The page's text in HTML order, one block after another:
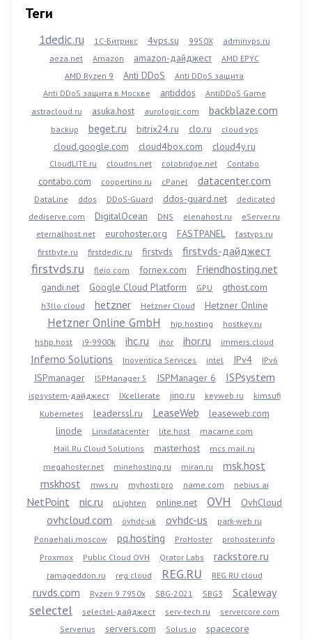
Теги
1dedic.ru 1С-Битрикс 4vps.su 9950X
adminvps.ru
aeza.net
Amazon amazon-дайджест
AMD EPYC
AMD Ryzen 9
Anti DDoS
Anti DDoS защита
Anti DDoS защита в Москве
antiddos
AntiDDoS Game
astracloud.ru
asuka.host aurologic.com backblaze.com
backup beget.ru bitrix24.ru clo.ru cloud vps
cloud.google.com cloud4box.com cloud4y.ru
CloudLITE.ru cloudns.net colobridge.net Contabo
contabo.com coopertino.ru cPanel datacenter.com
DataLine ddos DDoS-Guard ddos-guard.net
dedicated
dediserve.com
DigitalOcean DNS elenahost.ru
eServer.ru
eternalhost.net
eurohoster.org FASTPANEL
fastvps.ru
firstbyte.ru
firstdedic.ru firstvds firstvds-дайджест
firstvds.ru fleio.com fornex.com Friendhosting.net
gandi.net Google Cloud Platform GPU gthost.com
h3llo.cloud hetzner Hetzner Cloud Hetzner Online
Hetzner Online GmbH hip.hosting
hostkey.ru
hshp.host
i9-9900k ihc.ru ihor ihor.ru immers.cloud
Inferno Solutions Inoventica Services intel IPv4 IPv6
ISPmanager ISPManager 5 ISPManager 6 ISPsystem
ispsystem-дайджест IXcellerate jino.ru keyweb.ru
kimsufi
Kubernetes
leaderssl.ru LeaseWeb
leaseweb.com
linode
Linxdatacenter lite.host
macarne.com
Mail.Ru Cloud Solutions
masterhost
mcs.mail.ru
megahoster.net
minehosting.ru miran.ru
msk.host
mskhost
mws.ru myhosti.pro name.com nebius.ai
NetPoint nic.ru nLighten online.net OVH OvhCloud
ovhcloud.com ovhdc-uk ovhdc-us
park-web.ru
Ponaehali.moscow
pq.hosting ProHoster
prohoster.info
Proxmox
Public Cloud OVH Qrator Labs rackstore.ru
ramageddon.ru reg.cloud REG.RU REG.RU cloud
ruvds.com Ryzen 9 7950x SBG-2021 SBG3 Scaleway
selectel selectel-дайджест serv-tech.ru
servercore.com
Serverius
servers.com Solus.io spacecore